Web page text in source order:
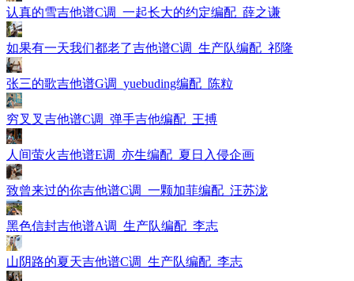
认真的雪吉他谱C调_一起长大的约定编配_薛之谦
如果有一天我们都老了吉他谱C调_生产队编配_祁隆
张三的歌吉他谱G调_yuebuding编配_陈粒
穷叉叉吉他谱C调_弹手吉他编配_王搏
人间萤火吉他谱E调_亦生编配_夏日入侵企画
致曾来过的你吉他谱C调_一颗加菲编配_汪苏泷
黑色信封吉他谱A调_生产队编配_李志
山阴路的夏天吉他谱C调_生产队编配_李志